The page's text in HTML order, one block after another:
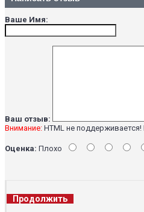
Ваше Имя:
Ваш отзыв:
Внимание: HTML не
Оценка: Плохо
Продолжить